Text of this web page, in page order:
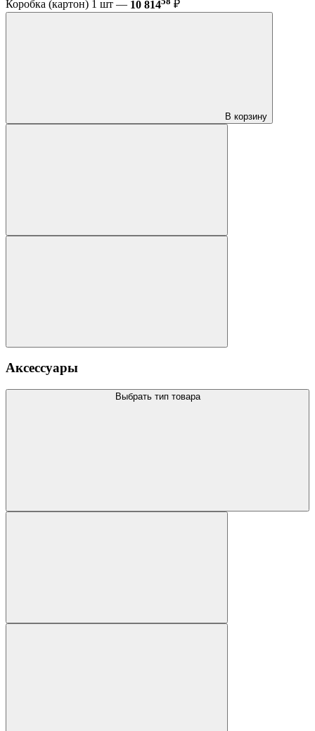
Коробка (картон) 1 шт — 10 814 ₽
В корзину
Аксессуары
Выбрать тип товара